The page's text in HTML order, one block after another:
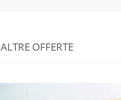
ALTRE OFFERTE